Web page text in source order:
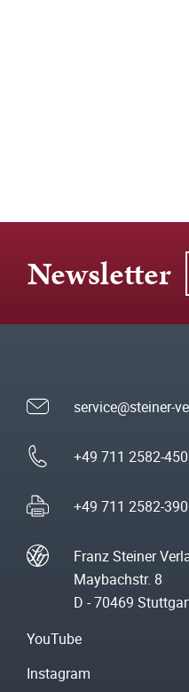
Newsletter
service@steiner-
+49 711 2582-450
+49 711 2582-390
Franz Steiner
Maybachstr. 8
D - 70469
YouTube
Instagram